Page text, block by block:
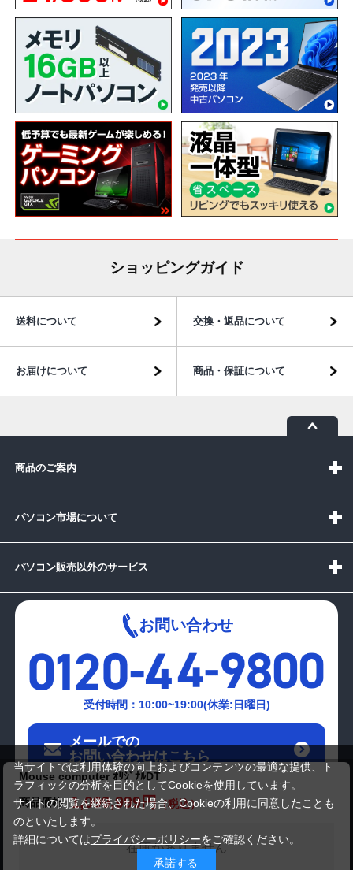
Mouse computer ｵﾘｼﾞﾅﾙDT
商品価格 1,099,999円
在庫がありません
ショッピングガイド
送料について 交換・返品について
お届けについて 商品・保証について
商品のご案内
パソコン市場について
パソコン販売以外のサービス
お問い合わせ
受付時間：10:00~19:00(休業:日曜日)
メールでの
お問い合わせはこちら
当サイトでは利用体験の向上およびコンテンツの最適な提供、ト
ラフィックの分析を目的としてCookieを使用しています。
サイトの閲覧を継続された場合、Cookieの利用に同意したことも
のといたします。
詳細についてはプライバシーポリシーをご確認ください。
承諾する